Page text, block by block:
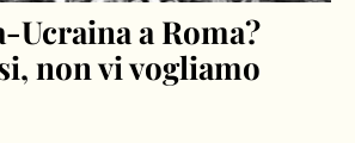
a Roma?
non vi vogliamo